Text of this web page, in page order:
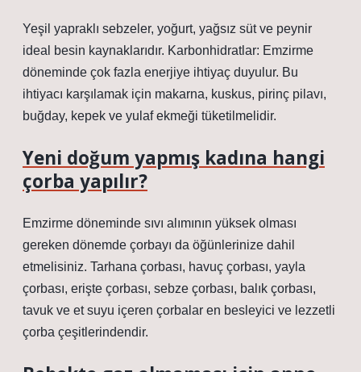
Yeşil yapraklı sebzeler, yoğurt, yağsız süt ve peynir
ideal besin kaynaklarıdır. Karbonhidratlar: Emzirme
döneminde çok fazla enerjiye ihtiyaç duyulur. Bu
ihtiyacı karşılamak için makarna, kuskus, pirinç pilavı,
buğday, kepek ve yulaf ekmeği tüketilmelidir.
Yeni doğum yapmış kadına hangi
çorba yapılır?
Emzirme döneminde sıvı alımının yüksek olması
gereken dönemde çorbayı da öğünlerinize dahil
etmelisiniz. Tarhana çorbası, havuç çorbası, yayla
çorbası, erişte çorbası, sebze çorbası, balık çorbası,
tavuk ve et suyu içeren çorbalar en besleyici ve lezzetli
çorba çeşitlerindendir.